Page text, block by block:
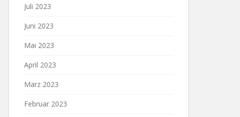
Juli 2023
Juni 2023
Mai 2023
April 2023
März 2023
Februar 2023